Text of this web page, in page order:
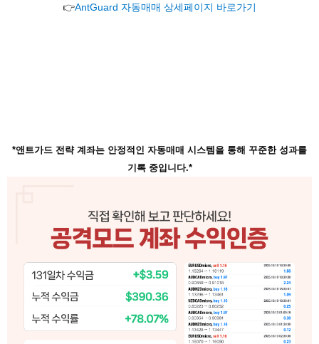
👉AntGuard 자동매매 상세페이지 바로가기
*앤트가드 전략 계좌는 안정적인 자동매매 시스템을 통해 꾸준한 성과를
기록 중입니다.*